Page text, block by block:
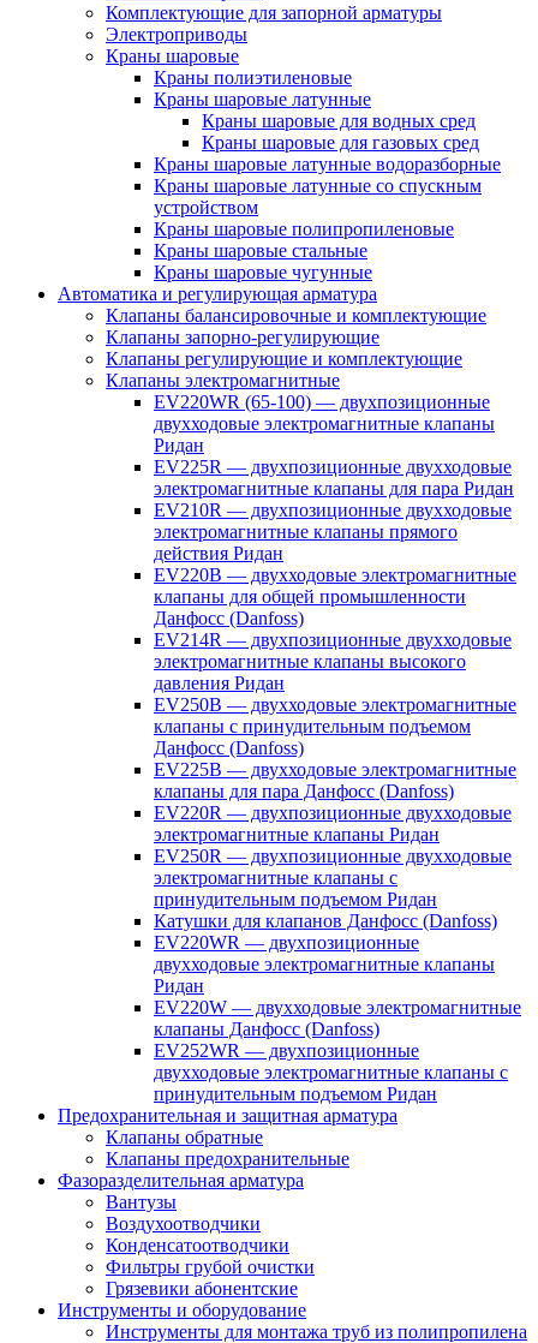
Комплектующие для запорной арматуры
Электроприводы
Краны шаровые
Краны полиэтиленовые
Краны шаровые латунные
Краны шаровые для водных сред
Краны шаровые для газовых сред
Краны шаровые латунные водоразборные
Краны шаровые латунные со спускным
устройством
Краны шаровые полипропиленовые
Краны шаровые стальные
Краны шаровые чугунные
Автоматика и регулирующая арматура
Клапаны балансировочные и комплектующие
Клапаны запорно-регулирующие
Клапаны регулирующие и комплектующие
Клапаны электромагнитные
EV220WR (65-100) — двухпозиционные
двухходовые электромагнитные клапаны
Ридан
EV225R — двухпозиционные двухходовые
электромагнитные клапаны для пара Ридан
EV210R — двухпозиционные двухходовые
электромагнитные клапаны прямого
действия Ридан
EV220B — двухходовые электромагнитные
клапаны для общей промышленности
Данфосс (Danfoss)
EV214R — двухпозиционные двухходовые
электромагнитные клапаны высокого
давления Ридан
EV250B — двухходовые электромагнитные
клапаны с принудительным подъемом
Данфосс (Danfoss)
EV225B — двухходовые электромагнитные
клапаны для пара Данфосс (Danfoss)
EV220R — двухпозиционные двухходовые
электромагнитные клапаны Ридан
EV250R — двухпозиционные двухходовые
электромагнитные клапаны с
принудительным подъемом Ридан
Катушки для клапанов Данфосс (Danfoss)
EV220WR — двухпозиционные
двухходовые электромагнитные клапаны
Ридан
EV220W — двухходовые электромагнитные
клапаны Данфосс (Danfoss)
EV252WR — двухпозиционные
двухходовые электромагнитные клапаны с
принудительным подъемом Ридан
Предохранительная и защитная арматура
Клапаны обратные
Клапаны предохранительные
Фазоразделительная арматура
Вантузы
Воздухоотводчики
Конденсатоотводчики
Фильтры грубой очистки
Грязевики абонентские
Инструменты и оборудование
Инструменты для монтажа труб из полипропилена